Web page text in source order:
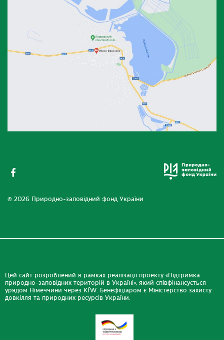
© 2026 Природно-заповідний фонд України
Цей сайт розроблений в рамках реалізації проекту «Підтримка
природно-заповідних територій в Україні», який співфінансується
урядом Німеччини через KfW. Бенефіціаром є Міністерство захисту
довкілля та природних ресурсів України.